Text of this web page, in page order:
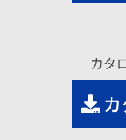
カタ
カ